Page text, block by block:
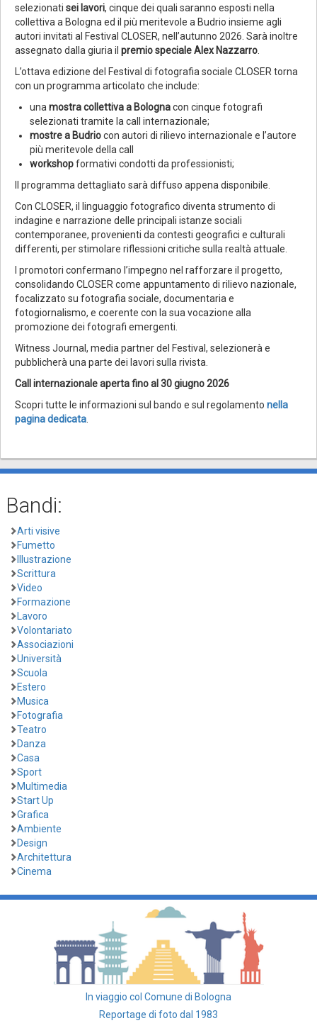
selezionati sei lavori, cinque dei quali saranno esposti nella
collettiva a Bologna ed il più meritevole a Budrio insieme agli
autori invitati al Festival CLOSER, nell’autunno 2026. Sarà inoltre
assegnato dalla giuria il premio speciale Alex Nazzarro
L’ottava edizione del Festival di fotografia sociale CLOSER torna
con un programma articolato che include:
una mostra collettiva a Bolognacon cinque fotografi
selezionati tramite la call internazionale;
mostre a Budriocon autori di rilievo internazionale e l’autore
più meritevole della call
workshopformativi condotti da professionisti;
Il programma dettagliato sarà diffuso appena disponibile.
Con CLOSER, il linguaggio fotografico diventa strumento di
indagine e narrazione delle principali istanze sociali
contemporanee, provenienti da contesti geografici e culturali
differenti, per stimolare riflessioni critiche sulla realtà attuale.
I promotori confermano l’impegno nel rafforzare il progetto,
consolidando CLOSER come appuntamento di rilievo nazionale,
focalizzato su fotografia sociale, documentaria e
fotogiornalismo, e coerente con la sua vocazione alla
promozione dei fotografi emergenti.
Witness Journal, media partner del Festival, selezionerà e
pubblicherà una parte dei lavori sulla rivista.
Call internazionale aperta fino al 30 giugno 2026
Scopri tutte le informazioni sul bando e sul regolamento nella
pagina dedicata
Bandi:
Arti visive
Fumetto
Illustrazione
Scrittura
Video
Formazione
Lavoro
Volontariato
Associazioni
Università
Scuola
Estero
Musica
Fotografia
Teatro
Danza
Casa
Sport
Multimedia
Start Up
Grafica
Ambiente
Design
Architettura
Cinema
In viaggio col Comune di Bologna
Reportage di foto dal 1983